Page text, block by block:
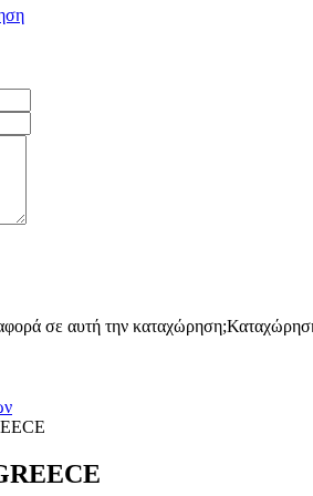
σε αυτή την καταχώρηση;